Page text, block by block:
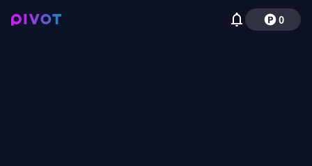
0